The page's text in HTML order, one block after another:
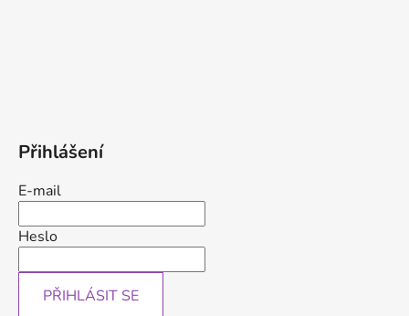
Přihlášení
E-mail
Heslo
PŘIHLÁSIT SE